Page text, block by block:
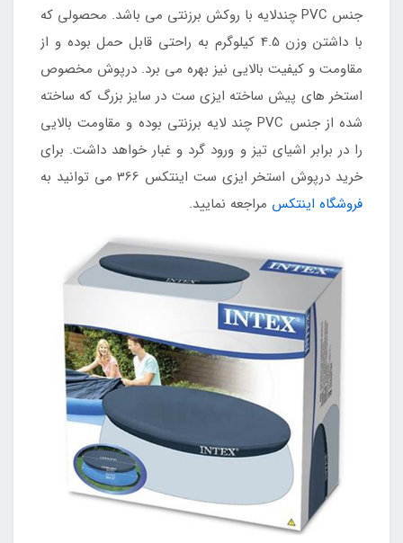
جنس PVC چندلایه با روکش برزنتی می باشد. محصولی که
با داشتن وزن 4.5 کیلوگرم به راحتی قابل حمل بوده و از
مقاومت و کیفیت بالایی نیز بهره می برد. درپوش مخصوص
استخر های پیش ساخته ایزی ست در سایز بزرگ که ساخته
شده از جنس PVC چند لایه برزنتی بوده و مقاومت بالایی
را در برابر اشیای تیز و ورود گرد و غبار خواهد داشت. برای
خرید درپوش استخر ایزی ست اینتکس 366 می توانید به
فروشگاه اینتکس مراجعه نمایید.